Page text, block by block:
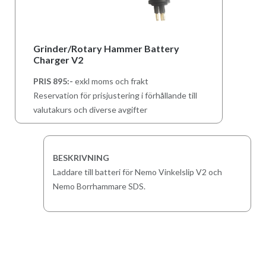
Grinder/Rotary Hammer Battery
Charger V2
PRIS 895:- exkl moms och frakt
Reservation för prisjustering i förhållande till
valutakurs och diverse avgifter
BESKRIVNING
Laddare till batteri för Nemo Vinkelslip V2 och
Nemo Borrhammare SDS.